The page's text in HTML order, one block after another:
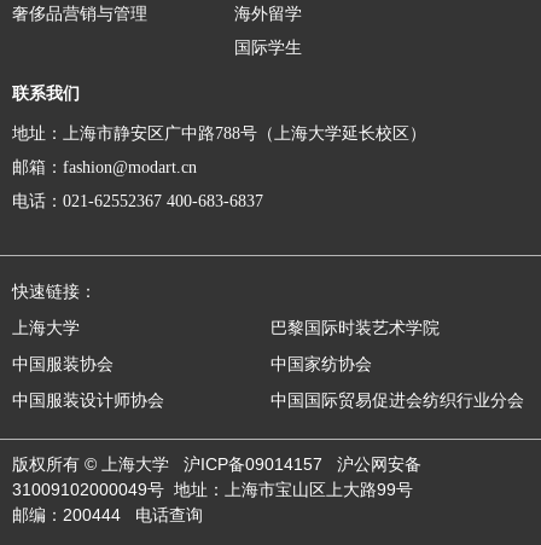
奢侈品营销与管理
海外留学
国际学生
联系我们
地址：上海市静安区广中路788号（上海大学延长校区）
邮箱：fashion@modart.cn
电话：021-62552367 400-683-6837
快速链接：
上海大学
巴黎国际时装艺术学院
中国服装协会
中国家纺协会
中国服装设计师协会
中国国际贸易促进会纺织行业分会
版权所有 © 上海大学 沪ICP备09014157
沪公网安备
31009102000049号 地址：上海市宝山区上大路99号
邮编：200444 电话查询